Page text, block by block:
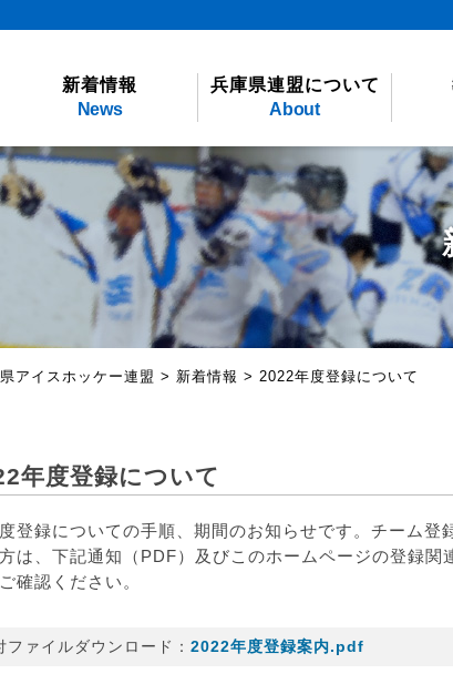
新着情報
News
兵庫県連盟について
About
アイスホッケー連盟 > 新着情報 > 2022年度登録について
年度登録について
登録についての手順、期間のお知らせです。チーム登
は、下記通知（PDF）及びこのホームページの登録関
確認ください。
ファイルダウンロード： 2022年度登録案内.pdf